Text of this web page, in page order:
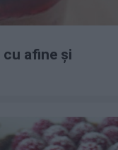
afine și